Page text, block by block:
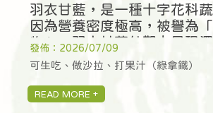
羽衣甘藍，是一種十字花科
因為營養密度極高，被譽為
物」。羽衣甘藍外觀上呈現
葉的邊緣捲曲、形狀似羽毛而
發佈：2026/07/09
可生吃、做沙拉、打果汁（綠拿鐵）